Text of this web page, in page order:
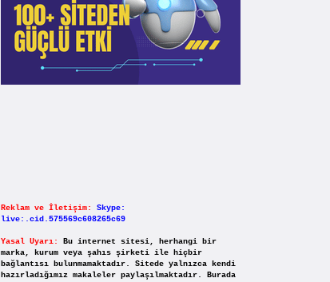
Reklam ve İletişim:
Skype:
live:.cid.575569c608265c69
Yasal Uyarı:
Bu internet sitesi, herhangi bir
marka, kurum veya şahıs şirketi ile hiçbir
bağlantısı bulunmamaktadır. Sitede yalnızca kendi
hazırladığımız makaleler paylaşılmaktadır. Burada